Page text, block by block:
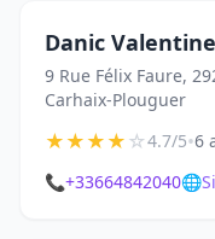
Danic Valentine
9 Rue Félix Faure,
Carhaix-Plouguer
★★★★☆4.7/5•6
📞+33664842040🌐